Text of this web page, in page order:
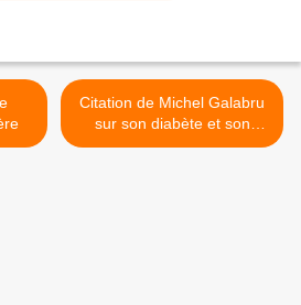
Citation de Michel Galabru
sur son diabète et son
chien >